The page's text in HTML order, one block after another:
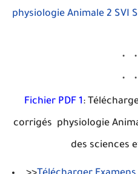
physiologie Animale 2 SVI
Fichier PDF 1:
corrigés physiologie
des sciences